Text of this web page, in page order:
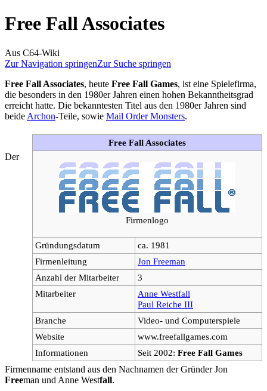
Free Fall Associates
Aus C64-Wiki
Zur Navigation springenZur Suche springen
Free Fall Associates, heute Free Fall Games, ist eine Spielefirma,
die besonders in den 1980er Jahren einen hohen Bekanntheitsgrad
erreicht hatte. Die bekanntesten Titel aus den 1980er Jahren sind
beide Archon-Teile, sowie Mail Order Monsters.
Free Fall Associates
Firmenlogo
Gründungsdatum
ca. 1981
Firmenleitung
Jon Freeman
Anzahl der Mitarbeiter
3
Mitarbeiter
Anne Westfall
Paul Reiche III
Branche
Video- und Computerspiele
Website
www.freefallgames.com
Informationen
Seit 2002: Free Fall Games
Der
Firmenname entstand aus den Nachnamen der Gründer Jon
Freeman und Anne Westfall.